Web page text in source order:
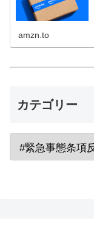
amzn.to
カテゴリー